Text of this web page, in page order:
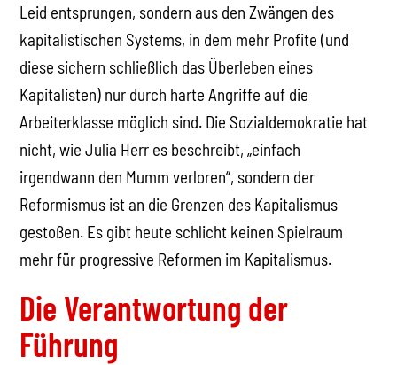
Leid entsprungen, sondern aus den Zwängen des
kapitalistischen Systems, in dem mehr Profite (und
diese sichern schließlich das Überleben eines
Kapitalisten) nur durch harte Angriffe auf die
Arbeiterklasse möglich sind. Die Sozialdemokratie hat
nicht, wie Julia Herr es beschreibt, „einfach
irgendwann den Mumm verloren“, sondern der
Reformismus ist an die Grenzen des Kapitalismus
gestoßen. Es gibt heute schlicht keinen Spielraum
mehr für progressive Reformen im Kapitalismus.
Die Verantwortung der
Führung